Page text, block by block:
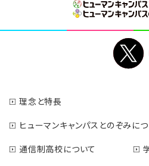
理念と特長
ヒューマンキャンパスとのぞみに
通信制高校について